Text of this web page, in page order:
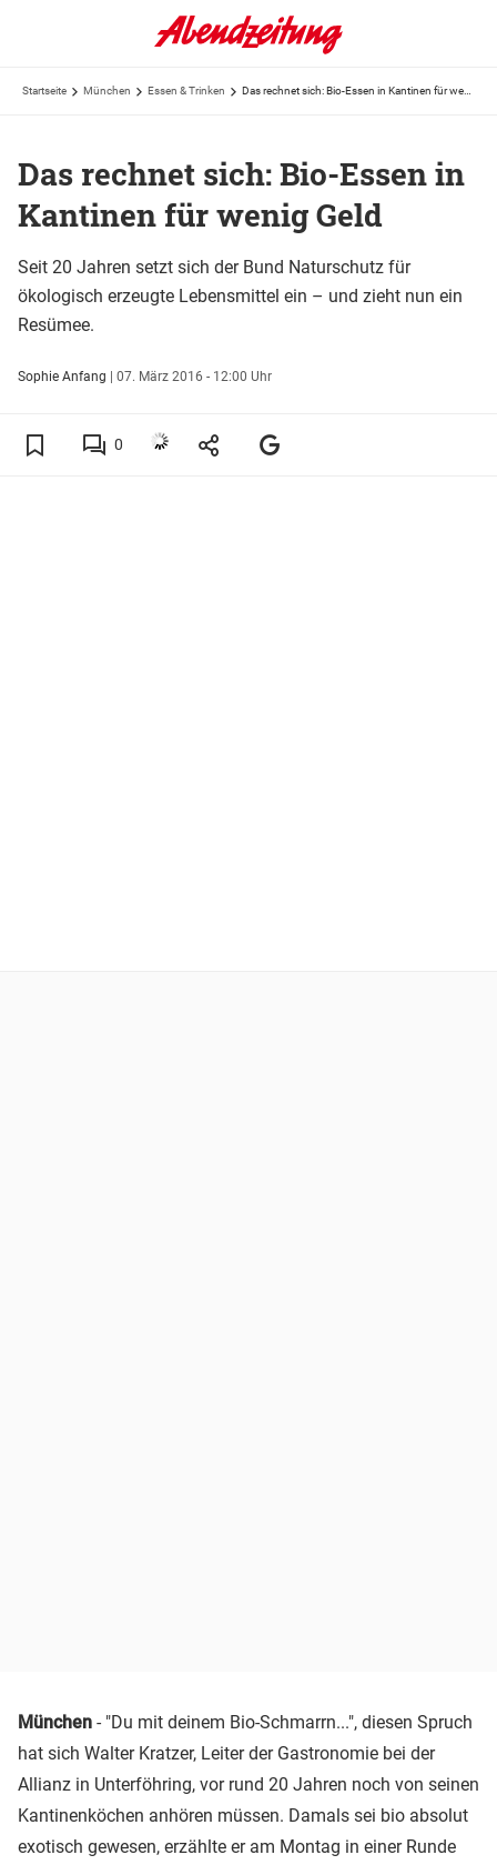
Startseite München Essen & Trinken
Das rechnet sich: Bio-Essen in
Kantinen für wenig Geld
Seit 20 Jahren setzt sich der Bund Naturschutz für
ökologisch erzeugte Lebensmittel ein – und zieht nun ein
Resümee.
Sophie Anfang | 07. März 2016 - 12:00 Uhr
0
München - "Du mit deinem Bio-Schmarrn...", diesen Spruch
hat sich Walter Kratzer, Leiter der Gastronomie bei der
Allianz in Unterföhring, vor rund 20 Jahren noch von seinen
Kantinenköchen anhören müssen. Damals sei bio absolut
exotisch gewesen, erzählte er am Montag in einer Runde